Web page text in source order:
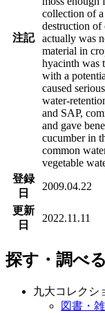
注記
collection of
destruction of
actually was
material in
hyacinth was
with a
caused
water-
and SAP,
and gave
cucumber in
common
vegetable
登録
日
2009.04.22
更新
日
2022.11.11
探す・調べる
九大コレクシ
図書・